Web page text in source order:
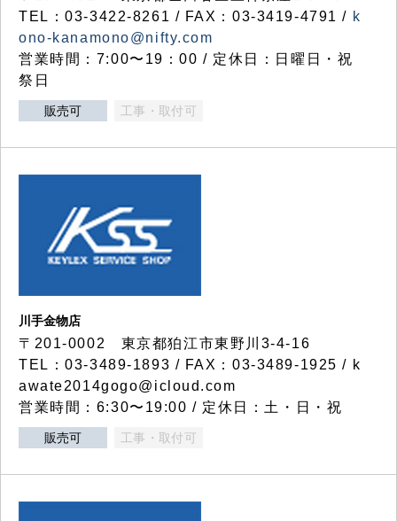
TEL：03-3422-8261 / FAX：03-3419-4791 / k
ono-kanamono@nifty.com
営業時間：7:00〜19：00 / 定休日：日曜日・祝
祭日
販売可 工事・取付可
川手金物店
〒201-0002 東京都狛江市東野川3-4-16
TEL：03-3489-1893 / FAX：03-3489-1925 / k
awate2014gogo@icloud.com
営業時間：6:30〜19:00 / 定休日：土・日・祝
販売可 工事・取付可